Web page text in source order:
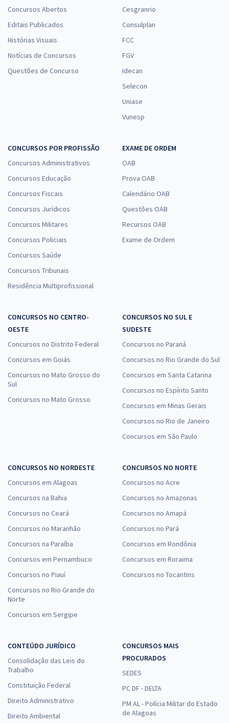
Concursos Abertos
Editais Publicados
Histórias Visuais
Notícias de Concursos
Questões de Concurso
Cesgranrio
Consulplan
FCC
FGV
Idecan
Selecon
Uniase
Vunesp
CONCURSOS POR PROFISSÃO
Concursos Administrativos
Concursos Educação
Concursos Fiscais
Concursos Jurídicos
Concursos Militares
Concursos Policiais
Concursos Saúde
Concursos Tribunais
Residência Multiprofissional
EXAME DE ORDEM
OAB
Prova OAB
Calendário OAB
Questões OAB
Recursos OAB
Exame de Ordem
CONCURSOS NO CENTRO-
OESTE
Concursos no Distrito Federal
Concursos em Goiás
Concursos no Mato Grosso do
Sul
Concursos no Mato Grosso
CONCURSOS NO SUL E
SUDESTE
Concursos no Paraná
Concursos no Rio Grande do Sul
Concursos em Santa Catarina
Concursos no Espírito Santo
Concursos em Minas Gerais
Concursos no Rio de Janeiro
Concursos em São Paulo
CONCURSOS NO NORDESTE
Concursos em Alagoas
Concursos na Bahia
Concursos no Ceará
Concursos no Maranhão
Concursos na Paraíba
Concursos em Pernambuco
Concursos no Piauí
Concursos no Rio Grande do
Norte
Concursos em Sergipe
CONCURSOS NO NORTE
Concursos no Acre
Concursos no Amazonas
Concursos no Amapá
Concursos no Pará
Concursos em Rondônia
Concursos em Roraima
Concursos no Tocantins
CONTEÚDO JURÍDICO
Consolidação das Leis do
Trabalho
Constituição Federal
Direito Administrativo
Direito Ambiental
CONCURSOS MAIS
PROCURADOS
SEDES
PC DF - DELTA
PM AL - Polícia Militar do Estado
de Alagoas